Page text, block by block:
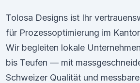
Tolosa Designs ist Ihr
für Prozessoptimierung im
Wir begleiten lokale
bis Teufen — mit
Schweizer Qualität und